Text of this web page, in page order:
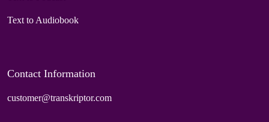
Text to Audiobook
Contact Information
customer@transkriptor.com